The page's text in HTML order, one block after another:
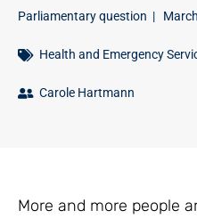
Parliamentary question |
Health and Emergency
Carole Hartmann
More and more people